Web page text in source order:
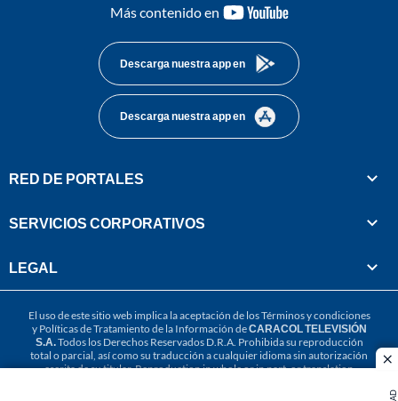
Más contenido en
youtube-
Descarga nuestra app en
Descarga nuestra app en
RED DE PORTALES
SERVICIOS CORPORATIVOS
LEGAL
El uso de este sitio web implica la aceptación de losTérminos y condiciones
y Políticas de Tratamiento de la Información deCARACOL TELEVISIÓN
S.A.Todos los Derechos Reservados D.R.A. Prohibida su reproducción
total o parcial, así como su traducción a cualquier idioma sin autorización
escrita de su titular. Reproduction in whole or in part, or translation